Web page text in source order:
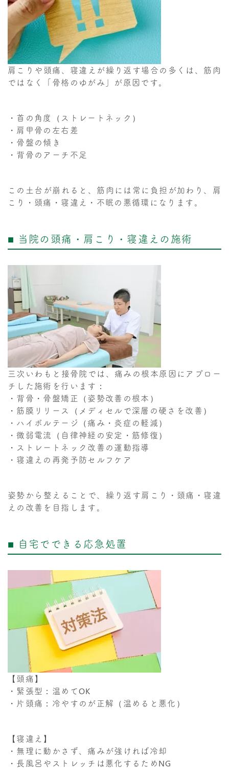
肩こりや頭痛、寝違えが繰り返す場合の多くは、筋肉
ではなく「骨格のゆがみ」が原因です。
・首の角度（ストレートネック）
・肩甲骨の左右差
・骨盤の傾き
・背骨のアーチ不足
この土台が崩れると、筋肉には常に負担が加わり、肩
こり・頭痛・寝違え・不眠の悪循環になります。
■ 当院の頭痛・肩こり・寝違えの施術
三次いわもと接骨院では、痛みの根本原因にアプロー
チした施術を行います：
・背骨・骨盤矯正（姿勢改善の根本）
・筋膜リリース（メディセルで深層の硬さを改善）
・ハイボルテージ（痛み・炎症の軽減）
・微弱電流（自律神経の安定・筋修復）
・ストレートネック改善の運動指導
・寝違えの再発予防セルフケア
姿勢から整えることで、繰り返す肩こり・頭痛・寝違
えの改善を目指します。
■ 自宅でできる応急処置
【頭痛】
・緊張型：温めてOK
・片頭痛：冷やすのが正解（温めると悪化）
【寝違え】
・無理に動かさず、痛みが強ければ冷却
・長風呂やストレッチは悪化するためNG